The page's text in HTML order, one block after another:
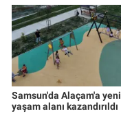
Samsun'da Alaçam'a yeni
yaşam alanı kazandırıldı